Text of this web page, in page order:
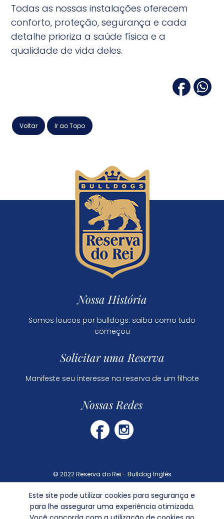
Todas as nossas instalações oferecem
conforto, proteção, segurança e cada
detalhe prioriza a saúde física e a
qualidade de vida deles.
Voltar Ir ao Topo
Nossa História
Somos loucos por bulldogs: saiba como tudo
começou
Solicitar uma Reserva
Manifeste seu interesse na reserva de um filhote
Nossas Redes
© 2022 Reserva do Rei - Bulldog Inglês
Dúvidas Frequentes
Política de Privacidade
Este site pode utilizar cookies para segurança e
para lhe assegurar uma experiência otimizada.